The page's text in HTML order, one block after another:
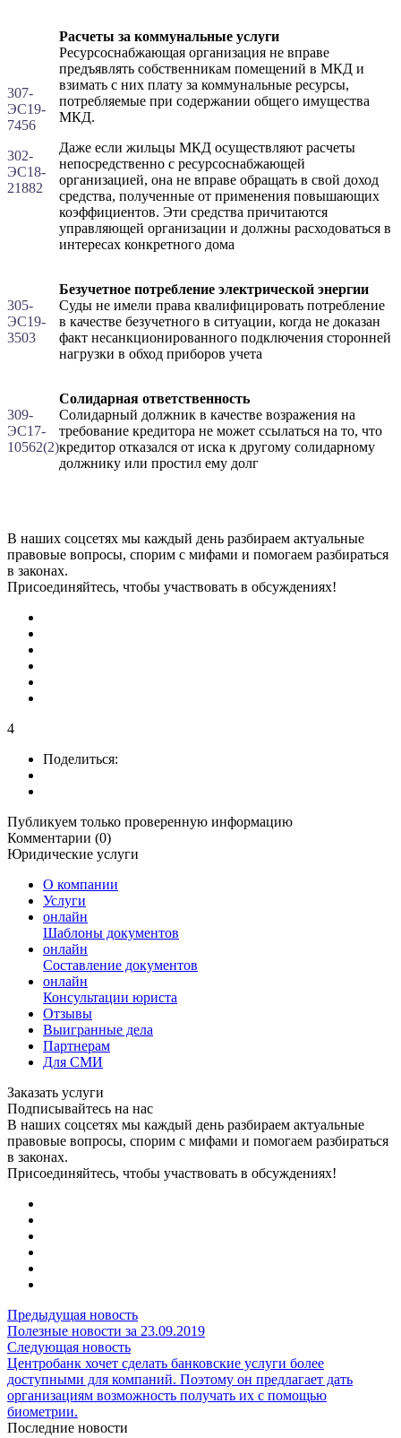
307-
ЭС19-
7456
302-
ЭС18-
21882
Расчеты за коммунальные услуги
Ресурсоснабжающая организация не вправе
предъявлять собственникам помещений в МКД и
взимать с них плату за коммунальные ресурсы,
потребляемые при содержании общего имущества
МКД.
Даже если жильцы МКД осуществляют расчеты
непосредственно с ресурсоснабжающей
организацией, она не вправе обращать в свой доход
средства, полученные от применения повышающих
коэффициентов. Эти средства причитаются
управляющей организации и должны расходоваться в
интересах конкретного дома
305-
ЭС19-
3503
Безучетное потребление электрической энергии
Суды не имели права квалифицировать потребление
в качестве безучетного в ситуации, когда не доказан
факт несанкционированного подключения сторонней
нагрузки в обход приборов учета
309-
ЭС17-
10562(2)
Солидарная ответственность
Солидарный должник в качестве возражения на
требование кредитора не может ссылаться на то, что
кредитор отказался от иска к другому солидарному
должнику или простил ему долг
В наших соцсетях мы каждый день разбираем актуальные
правовые вопросы, спорим с мифами и помогаем разбираться
в законах.
Присоединяйтесь, чтобы участвовать в обсуждениях!
4
Поделиться:
Публикуем только проверенную информацию
Комментарии (0)
Юридические услуги
О компании
Услуги
онлайн
Шаблоны документов
онлайн
Составление документов
онлайн
Консультации юриста
Отзывы
Выигранные дела
Партнерам
Для СМИ
Заказать услуги
Подписывайтесь на нас
В наших соцсетях мы каждый день разбираем актуальные
правовые вопросы, спорим с мифами и помогаем разбираться
в законах.
Присоединяйтесь, чтобы участвовать в обсуждениях!
Предыдущая новость
Полезные новости за 23.09.2019
Следующая новость
Центробанк хочет сделать банковские услуги более
доступными для компаний. Поэтому он предлагает дать
организациям возможность получать их с помощью
биометрии.
Последние новости